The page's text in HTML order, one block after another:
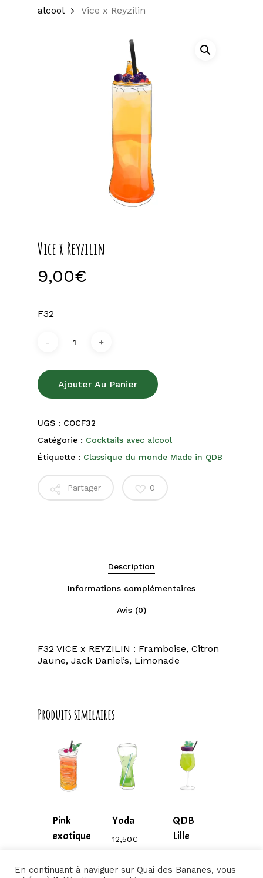
alcool
Vice x Reyzilin
Vice x Reyzilin
9,00€
F32
Ajouter Au Panier
UGS : COCF32
Catégorie : Cocktails avec alcool
Étiquette : Classique du monde Made in QDB
Partager 0
Description
Informations complémentaires
Avis (0)
F32 VICE x REYZILIN : Framboise, Citron
Jaune, Jack Daniel’s, Limonade
Produits similaires
Pink
exotique
220,00€
Yoda
12,50€
Plage
QDB
Lille
–
220,00€
En continuant à naviguer sur Quai des Bananes, vous